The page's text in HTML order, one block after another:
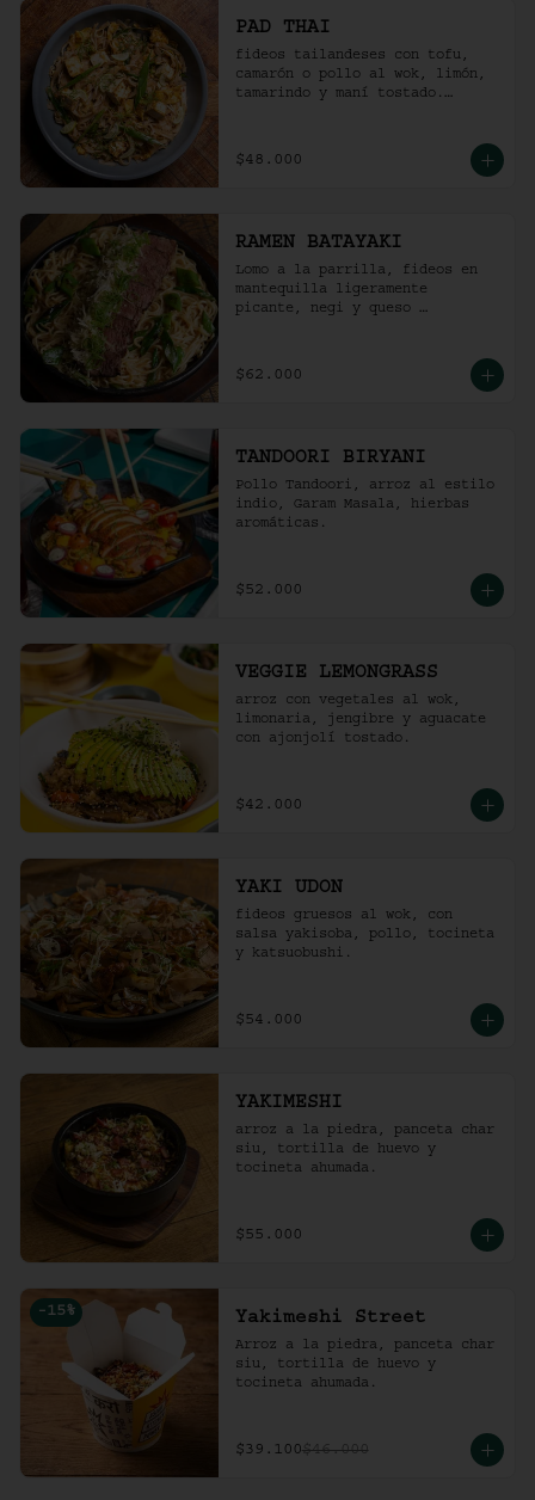
PAD THAI
fideos tailandeses con tofu,
camarón o pollo al wok, limón,
tamarindo y maní tostado.
$48.000
RAMEN BATAYAKI
Lomo a la parrilla, fideos en
mantequilla ligeramente
picante, negi y queso
$62.000
TANDOORI BIRYANI
Pollo Tandoori, arroz al estilo
indio, Garam Masala, hierbas
aromáticas.
$52.000
VEGGIE LEMONGRASS
arroz con vegetales al wok,
limonaria, jengibre y aguacate
con ajonjolí tostado.
$42.000
YAKI UDON
fideos gruesos al wok, con
salsa yakisoba, pollo, tocineta
y katsuobushi.
$54.000
YAKIMESHI
arroz a la piedra, panceta char
siu, tortilla de huevo y
tocineta ahumada.
$55.000
-15 % Yakimeshi Street
Arroz a la piedra, panceta char
siu, tortilla de huevo y
tocineta ahumada.
$39.100$46.000